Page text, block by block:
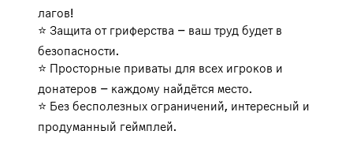
лагов!
⭐ Защита от гриферства – ваш труд будет в
безопасности.
⭐ Просторные приваты для всех игроков и
донатеров – каждому найдётся место.
⭐ Без бесполезных ограничений, интересный и
продуманный геймплей.